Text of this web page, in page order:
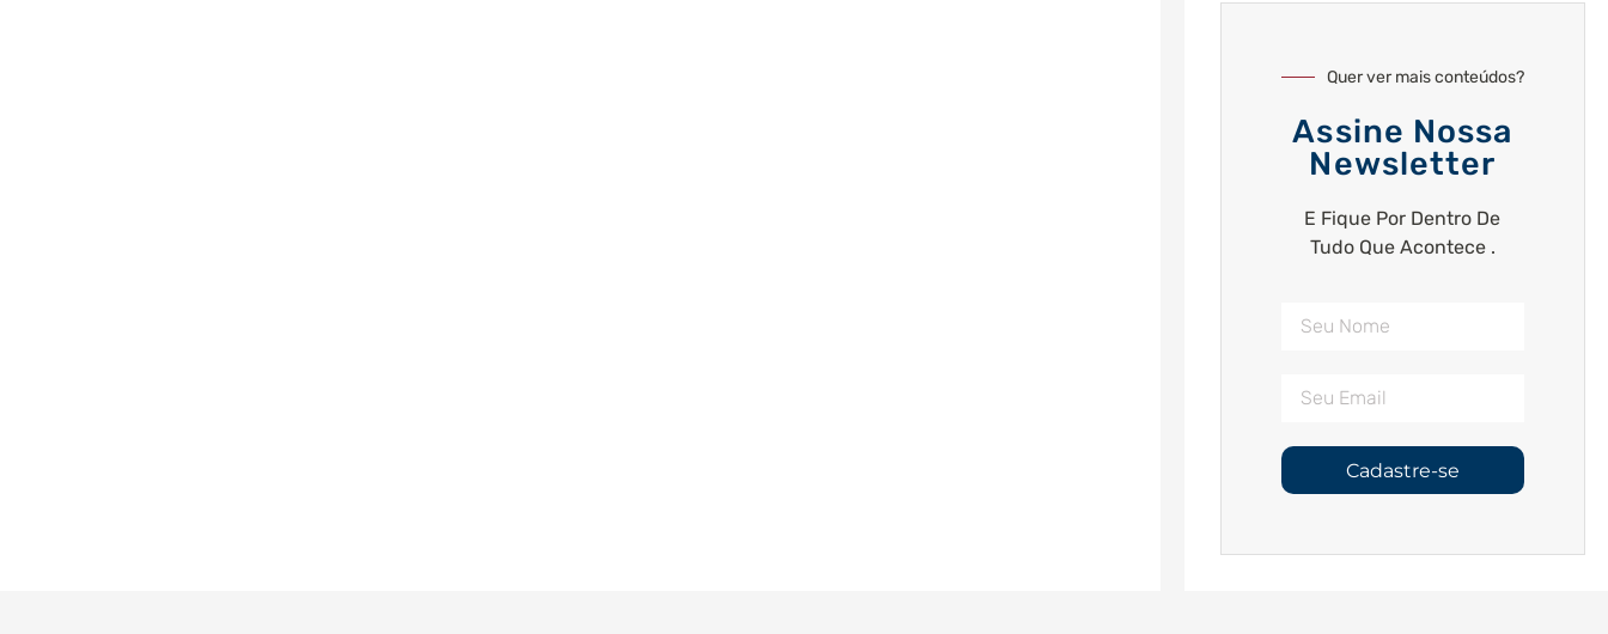
Quer ver mais conteúdos?
Assine Nossa
Newsletter
E Fique Por Dentro De
Tudo Que Acontece .
Cadastre-se